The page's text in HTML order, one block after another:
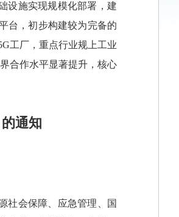
设施实现规模化部署，建
台，初步构建较为完备的
工厂，重点行业规上工业
合作水平显著提升，核心
通知
社会保障、应急管理、国